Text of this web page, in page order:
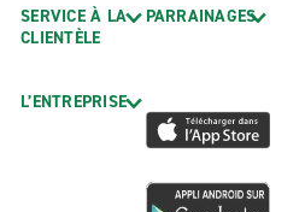
SERVICE À LA
CLIENTÈLE
L’ENTREPRISE
PARRAINAGES